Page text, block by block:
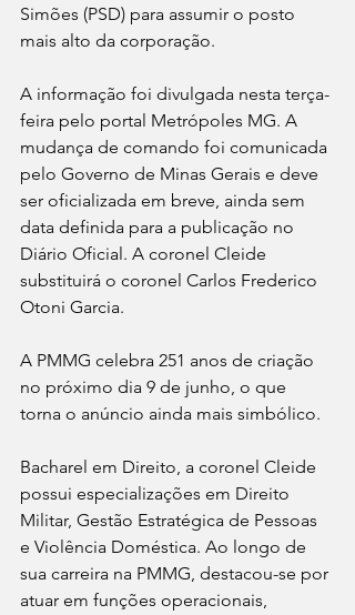
Simões (PSD) para assumir o posto
mais alto da corporação.
A informação foi divulgada nesta terça-
feira pelo portal Metrópoles MG. A
mudança de comando foi comunicada
pelo Governo de Minas Gerais e deve
ser oficializada em breve, ainda sem
data definida para a publicação no
Diário Oficial. A coronel Cleide
substituirá o coronel Carlos Frederico
Otoni Garcia.
A PMMG celebra 251 anos de criação
no próximo dia 9 de junho, o que
torna o anúncio ainda mais simbólico.
Bacharel em Direito, a coronel Cleide
possui especializações em Direito
Militar, Gestão Estratégica de Pessoas
e Violência Doméstica. Ao longo de
sua carreira na PMMG, destacou-se por
atuar em funções operacionais,